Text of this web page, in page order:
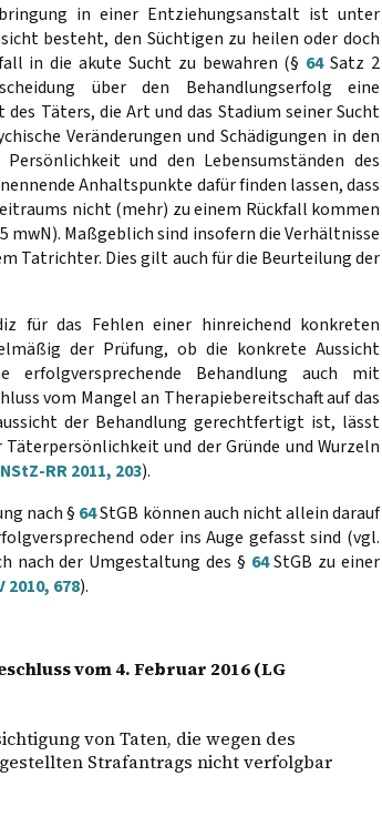
in einer Entziehungsanstalt ist unter
besteht, den Süchtigen zu heilen oder doch
in die akute Sucht zu bewahren (§ 64Satz 2
über den Behandlungserfolg eine
Täters, die Art und das Stadium seiner Sucht
Veränderungen und Schädigungen in den
und den Lebensumständen des
Anhaltspunkte dafür finden lassen, dass
nicht (mehr) zu einem Rückfall kommen
mwN). Maßgeblich sind insofern die Verhältnisse
Tatrichter. Dies gilt auch für die Beurteilung der
für das Fehlen einer hinreichend konkreten
der Prüfung, ob die konkrete Aussicht
erfolgversprechende Behandlung auch mit
vom Mangel an Therapiebereitschaft auf das
der Behandlung gerechtfertigt ist, lässt
und der Gründe und Wurzeln
NStZ-RR 2011, 203).
nach § 64StGB können auch nicht allein darauf
oder ins Auge gefasst sind (vgl.
nach der Umgestaltung des § 64StGB zu einer
2010, 678).
vom 4. Februar 2016 (LG
von Taten, die wegen des
Strafantrags nicht verfolgbar